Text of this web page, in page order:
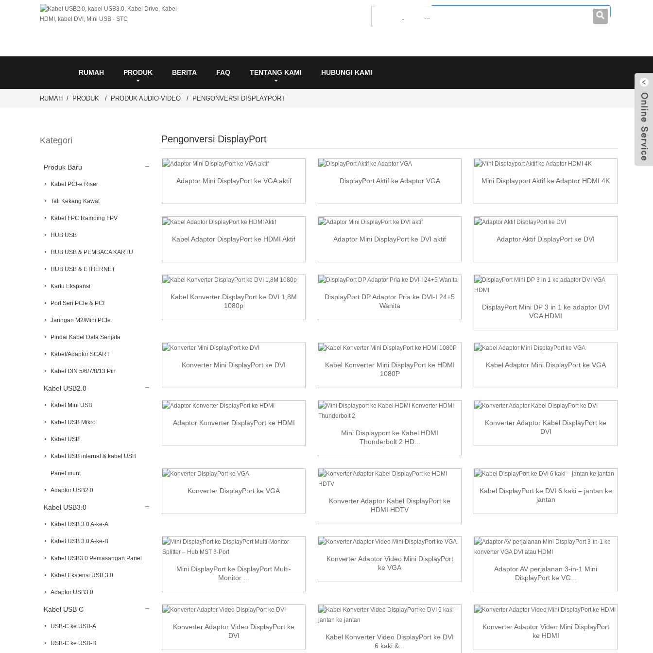
0086-0755-23214701
RUMAH PRODUK BERITA FAQ TENTANG KAMI HUBUNGI KAMI
RUMAH PRODUK PRODUK AUDIO-VIDEO PENGONVERSI DISPLAYPORT
Kategori
Produk Baru
Kabel PCI-e Riser
Tali Kekang Kawat
Kabel FPC Ramping FPV
HUB USB
HUB USB & PEMBACA KARTU
HUB USB & ETHERNET
Kartu Ekspansi
Port Seri PCle & PCI
Jaringan M2/Mini PCle
Pindai Kabel Data Senjata
Kabel/Adaptor SCART
Kabel DIN 5/6/7/8/13 Pin
Kabel USB2.0
Kabel Mini USB
Kabel USB Mikro
Kabel USB
Kabel USB internal & kabel USB
Panel munt
Adaptor USB2.0
Kabel USB3.0
Kabel USB 3.0 A-ke-A
Kabel USB 3.0 A-ke-B
Kabel USB3.0 Pemasangan Panel
Kabel Ekstensi USB 3.0
Adaptor USB3.0
Kabel USB C
USB-C ke USB-A
USB-C ke USB-B
Pengonversi DisplayPort
Adaptor Mini DisplayPort ke VGA aktif DisplayPort Aktif ke Adaptor VGA Mini Displayport Aktif ke Adaptor HDMI 4K
Kabel Adaptor DisplayPort ke HDMI Aktif Adaptor Mini DisplayPort ke DVI aktif Adaptor Aktif DisplayPort ke DVI
Kabel Konverter DisplayPort ke DVI 1,8M
1080p
DisplayPort DP Adaptor Pria ke DVI-I 24+5
Wanita
DisplayPort Mini DP 3 in 1 ke adaptor DVI
VGA HDMI
Konverter Mini DisplayPort ke DVI
Kabel Konverter Mini DisplayPort ke HDMI
1080P
Kabel Adaptor Mini DisplayPort ke VGA
Adaptor Konverter DisplayPort ke HDMI
Mini Displayport ke Kabel HDMI
Thunderbolt 2 HD...
Konverter Adaptor Kabel DisplayPort ke
DVI
Konverter DisplayPort ke VGA
Konverter Adaptor Kabel DisplayPort ke
HDMI HDTV
Kabel DisplayPort ke DVI 6 kaki – jantan ke
jantan
Mini DisplayPort ke DisplayPort Multi-
Monitor ...
Konverter Adaptor Video Mini DisplayPort
ke VGA
Adaptor AV perjalanan 3-in-1 Mini
DisplayPort ke VG...
Konverter Adaptor Video DisplayPort ke
DVI
Kabel Konverter Video DisplayPort ke DVI
6 kaki &...
Konverter Adaptor Video Mini DisplayPort
ke HDMI